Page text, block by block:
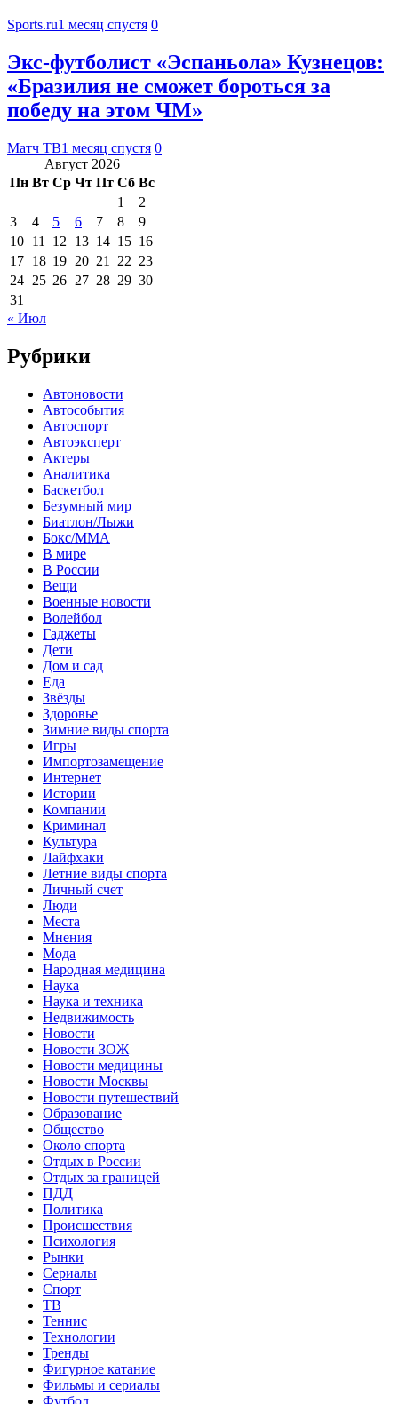
Sports.ru1 месяц спустя 0
Экс‑футболист «Эспаньола» Кузнецов:
«Бразилия не сможет бороться за
победу на этом ЧМ»
Матч ТВ1 месяц спустя 0
Август 2026
Пн Вт Ср Чт Пт Сб Вс
1
2
3
4 5 6 7 8
9
10 11 12 13 14 15 16
17 18 19 20 21 22 23
24 25 26 27 28 29 30
31
« Июл
Рубрики
Автоновости
Автособытия
Автоспорт
Автоэксперт
Актеры
Аналитика
Баскетбол
Безумный мир
Биатлон/Лыжи
Бокс/MMA
В мире
В России
Вещи
Военные новости
Волейбол
Гаджеты
Дети
Дом и сад
Еда
Звёзды
Здоровье
Зимние виды спорта
Игры
Импортозамещение
Интернет
Истории
Компании
Криминал
Культура
Лайфхаки
Летние виды спорта
Личный счет
Люди
Места
Мнения
Мода
Народная медицина
Наука
Наука и техника
Недвижимость
Новости
Новости ЗОЖ
Новости медицины
Новости Москвы
Новости путешествий
Образование
Общество
Около спорта
Отдых в России
Отдых за границей
ПДД
Политика
Происшествия
Психология
Рынки
Сериалы
Спорт
ТВ
Теннис
Технологии
Тренды
Фигурное катание
Фильмы и сериалы
Футбол